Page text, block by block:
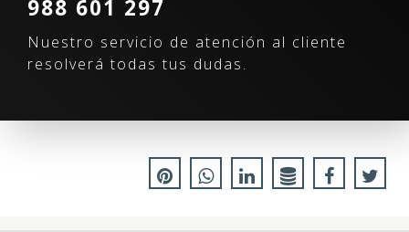
988 601 297
Nuestro servicio de atención al cliente
resolverá todas tus dudas.